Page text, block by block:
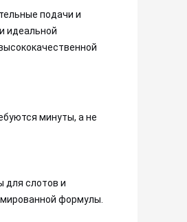
подачи и
идеальной
минуты, а не
для слотов и
формулы.